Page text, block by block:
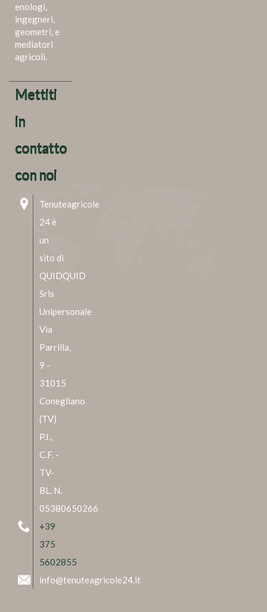
enologi,
ingegneri,
geometri, e
mediatori
agricoli.
Mettiti
in
contatto
con noi
Tenuteagricole
24 è
un
sito di
QUIDQUID
Srls
Unipersonale
Via
Parrilla,
9 -
31015
Conegliano
(TV)
P.I.,
C.F. -
TV-
BL. N.
05380650266
+39
375
5602855
info@tenuteagricole24.it